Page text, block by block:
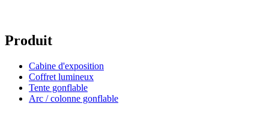
Produit
Cabine d'exposition
Coffret lumineux
Tente gonflable
Arc / colonne gonflable